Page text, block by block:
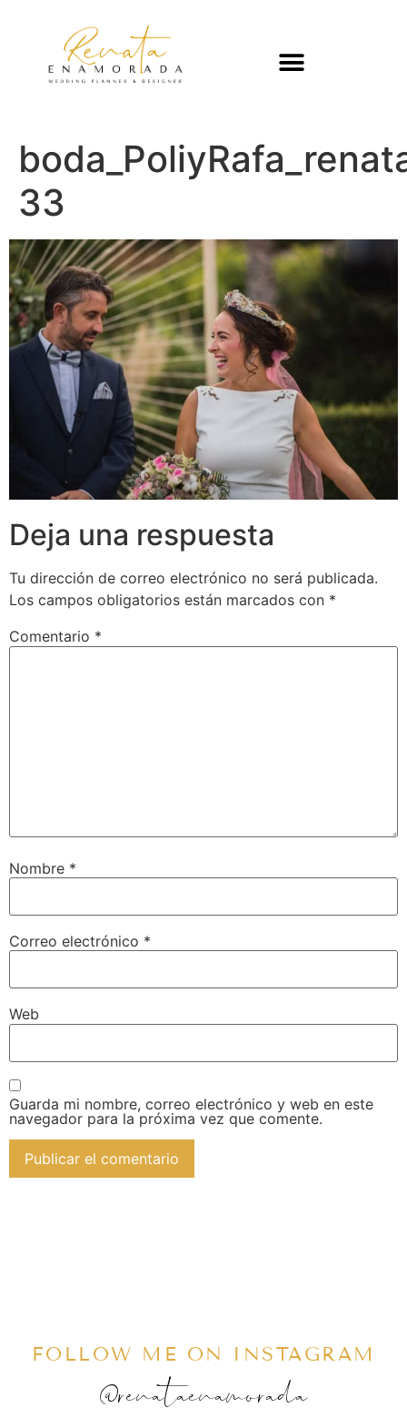
33
Deja una respuesta
Tu dirección de correo electrónico no será publicada.
Los campos obligatorios están marcados con *
Comentario *
Nombre *
Correo electrónico *
Web
Guarda mi nombre, correo electrónico y web en este
navegador para la próxima vez que comente.
FOLLOW ME ON INSTAGRAM
@renataenamorada